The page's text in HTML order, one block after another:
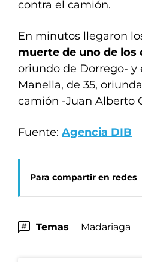
contra el camión.
En minutos llegaron
muerte de uno de los
oriundo de Dorrego- y
Manella, de 35,
camión -Juan Alberto
Fuente: Agencia DIB
Para compartir en redes
Temas Madariaga